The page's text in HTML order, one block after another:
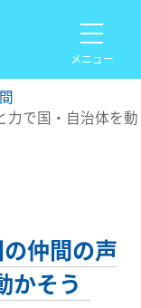
メニュー
で国・自治体を動
仲間の声
かそう